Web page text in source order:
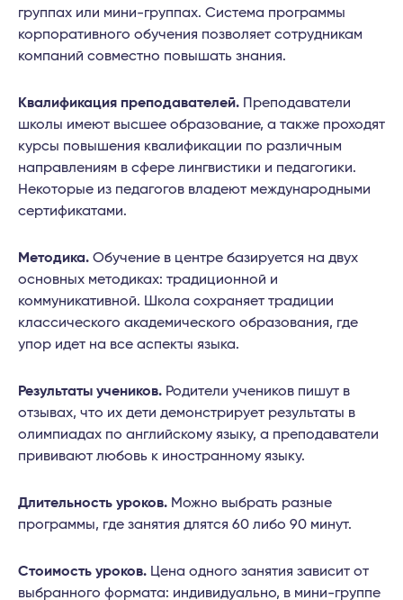
группах или мини-группах. Система программы
корпоративного обучения позволяет сотрудникам
компаний совместно повышать знания.
Квалификация преподавателей. Преподаватели
школы имеют высшее образование, а также проходят
курсы повышения квалификации по различным
направлениям в сфере лингвистики и педагогики.
Некоторые из педагогов владеют международными
сертификатами.
Методика. Обучение в центре базируется на двух
основных методиках: традиционной и
коммуникативной. Школа сохраняет традиции
классического академического образования, где
упор идет на все аспекты языка.
Результаты учеников. Родители учеников пишут в
отзывах, что их дети демонстрирует результаты в
олимпиадах по английскому языку, а преподаватели
прививают любовь к иностранному языку.
Длительность уроков. Можно выбрать разные
программы, где занятия длятся 60 либо 90 минут.
Стоимость уроков. Цена одного занятия зависит от
выбранного формата: индивидуально, в мини-группе